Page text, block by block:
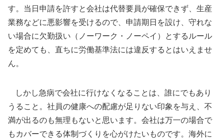
す。当日申請を許すと会社は代替要員が確保できず、生産
業務などに悪影響を受けるので、申請期日を設け、守れな
い場合に欠勤扱い（ノーワーク・ノーペイ）とするルール
を定めても、直ちに労働基準法には違反するとはいえませ
ん。
しかし急病で会社に行けなくなることは、誰にでもあり
うること。社員の健康への配慮が足りない印象を与え、不
満が出るのも無理もないと思います。会社は万一の場合で
もカバーできる体制づくりを心がけたいものです。海外に